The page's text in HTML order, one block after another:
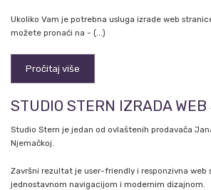
Ukoliko Vam je potrebna usluga izrade web
možete pronaći na - (...)
Pročitaj više
STUDIO STERN IZRADA
Studio Stern je jedan od ovlaštenih prodavača
Njemačkoj.
Završni rezultat je user-friendly i responzivna web
jednostavnom navigacijom i modernim dizajnom.